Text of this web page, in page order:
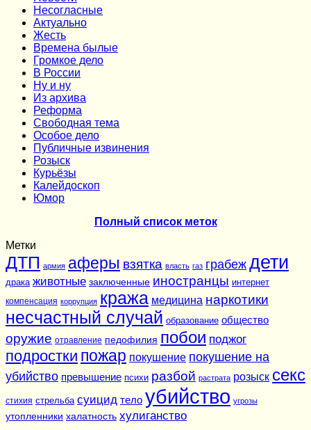
Несогласные
Актуально
Жесть
Времена былые
Громкое дело
В России
Ну и ну
Из архива
Реформа
Cвободная тема
Особое дело
Публичные извинения
Розыск
Курьёзы
Калейдоскоп
Юмор
Полный список меток
Метки
ДТП армия аферы взятка власть газ грабеж дети
драка животные заключенные иностранцы интернет
компенсация коррупция кража медицина наркотики
несчастный случай образование общество
оружие отравление педофилия побои поджог
подростки пожар покушение покушение на
убийство превышение психи разбой растрата розыск секс
стихия стрельба суицид тело убийство угрозы
утопленники халатность хулиганство